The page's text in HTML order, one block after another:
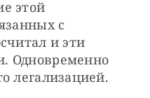
этой
с
и эти
Одновременно
легализацией.